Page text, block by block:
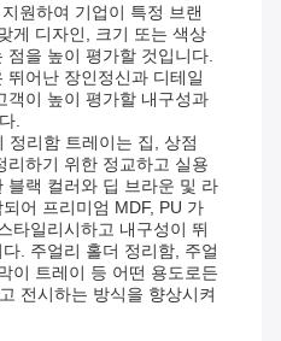
원하여 기업이 특정 브랜
게 디자인, 크기 또는 색상
점을 높이 평가할 것입니다.
뛰어난 장인정신과 디테일
객이 높이 평가할 내구성과
.
정리함 트레이는 집, 상점
리하기 위한 정교하고 실용
블랙 컬러와 딥 브라운 및 라
어 프리미엄 MDF, PU 가
타일리시하고 내구성이 뛰
. 주얼리 홀더 정리함, 주얼
이 트레이 등 어떤 용도로든
전시하는 방식을 향상시켜